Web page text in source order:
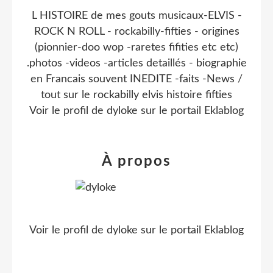
L HISTOIRE de mes gouts musicaux-ELVIS -
ROCK N ROLL - rockabilly-fifties - origines
(pionnier-doo wop -raretes fifities etc etc)
.photos -videos -articles detaillés - biographie
en Francais souvent INEDITE -faits -News /
tout sur le rockabilly elvis histoire fifties
Voir le profil de dyloke sur le portail Eklablog
À propos
Voir le profil de dyloke sur le portail Eklablog